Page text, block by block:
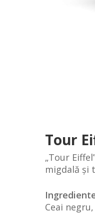
Tour
„Tour
migdală și
Ceai